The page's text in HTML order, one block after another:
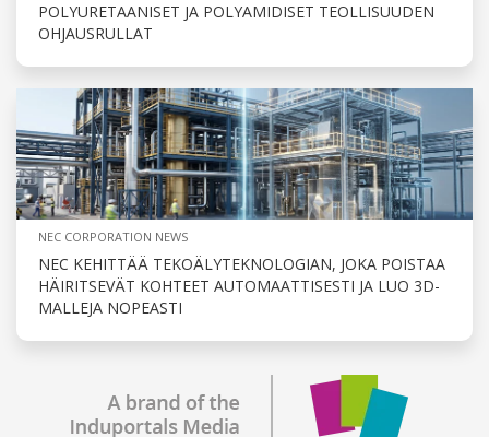
POLYURETAANISET JA POLYAMIDISET TEOLLISUUDEN
OHJAUSRULLAT
NEC CORPORATION NEWS
NEC KEHITTÄÄ TEKOÄLYTEKNOLOGIAN, JOKA POISTAA
HÄIRITSEVÄT KOHTEET AUTOMAATTISESTI JA LUO 3D-
MALLEJA NOPEASTI